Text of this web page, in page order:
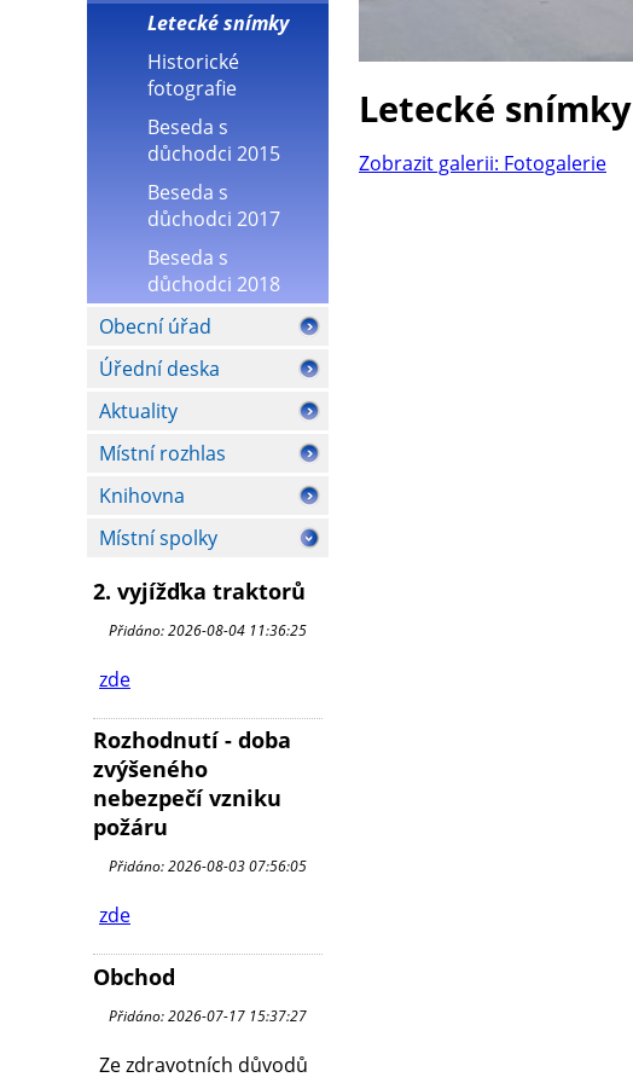
Letecké snímky
Historické
fotografie
Beseda s
důchodci 2015
Beseda s
důchodci 2017
Beseda s
důchodci 2018
Obecní úřad
Úřední deska
Aktuality
Místní rozhlas
Knihovna
Místní spolky
2. vyjížďka traktorů
Přidáno: 2026-08-04 11:36:25
zde
Rozhodnutí - doba
zvýšeného
nebezpečí vzniku
požáru
Přidáno: 2026-08-03 07:56:05
zde
Obchod
Přidáno: 2026-07-17 15:37:27
Ze zdravotních důvodů
Letecké snímky
Zobrazit galerii: Fotogalerie